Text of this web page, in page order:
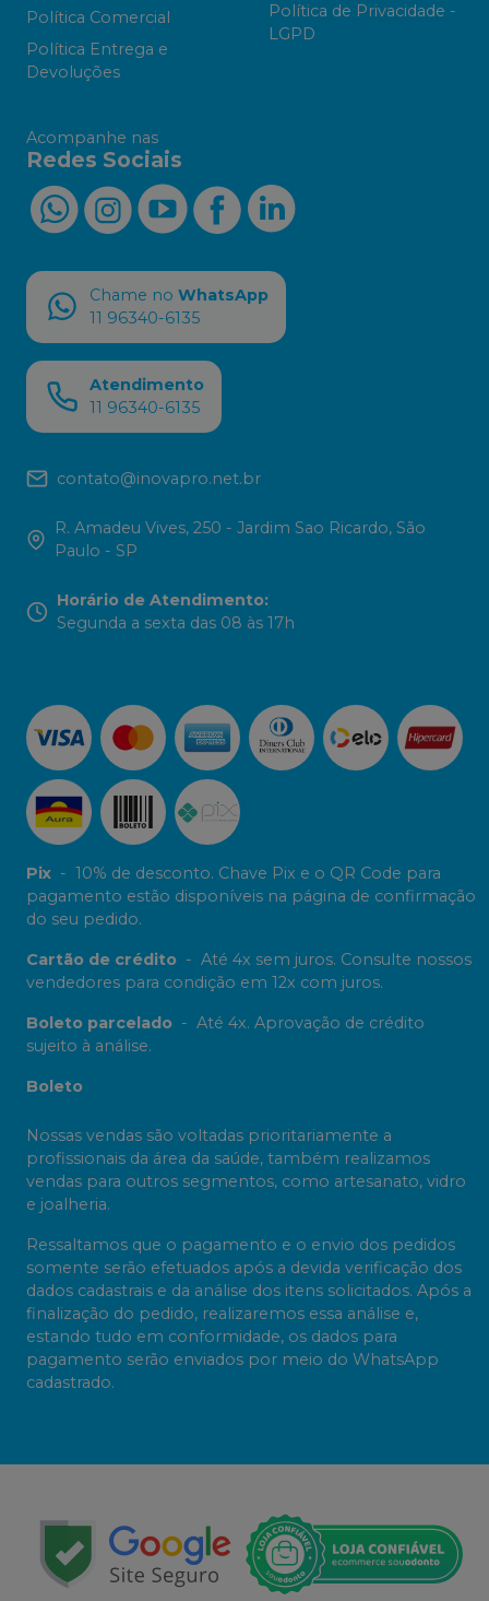
Política Comercial
Política Entrega e
Devoluções
Política de Privacidade -
LGPD
Acompanhe nas
Redes Sociais
Chame no WhatsApp
11 96340-6135
Atendimento
11 96340-6135
contato@inovapro.net.br
R. Amadeu Vives, 250 - Jardim Sao Ricardo, São
Paulo - SP
Horário de Atendimento:
Segunda a sexta das 08 às 17h
Pix - 10% de desconto. Chave Pix e o QR Code para
pagamento estão disponíveis na página de confirmação
do seu pedido.
Cartão de crédito - Até 4x sem juros. Consulte nossos
vendedores para condição em 12x com juros.
Boleto parcelado - Até 4x. Aprovação de crédito
sujeito à análise.
Boleto
Nossas vendas são voltadas prioritariamente a
profissionais da área da saúde, também realizamos
vendas para outros segmentos, como artesanato, vidro
e joalheria.
Ressaltamos que o pagamento e o envio dos pedidos
somente serão efetuados após a devida verificação dos
dados cadastrais e da análise dos itens solicitados. Após a
finalização do pedido, realizaremos essa análise e,
estando tudo em conformidade, os dados para
pagamento serão enviados por meio do WhatsApp
cadastrado.